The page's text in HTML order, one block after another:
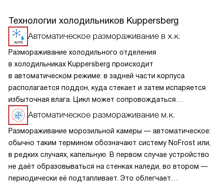
Технологии холодильников Kuppersberg
Автоматическое размораживание в х.к.
Размораживание холодильного отделения
в холодильниках Kuppersberg происходит
в автоматическом режиме: в задней части корпуса
располагается поддон, куда стекает и затем испаряется
избыточная влага. Цикл может сопровождаться
небольшим шумом. Процесс не требует участия человека,
более того, применение дополнительных средств
категорически не рекомендуется.
Автоматическое размораживание м.к.
Размораживание морозильной камеры — автоматическое:
обычно таким термином обозначают систему NoFrost или,
в редких случаях, капельную. В первом случае устройство
не даёт образовываться на стенках наледи, во втором —
периодически её подтапливает. Это облегчает